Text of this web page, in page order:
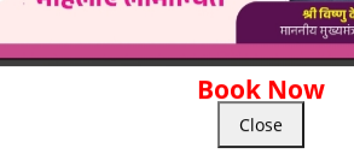
Book Now
Close